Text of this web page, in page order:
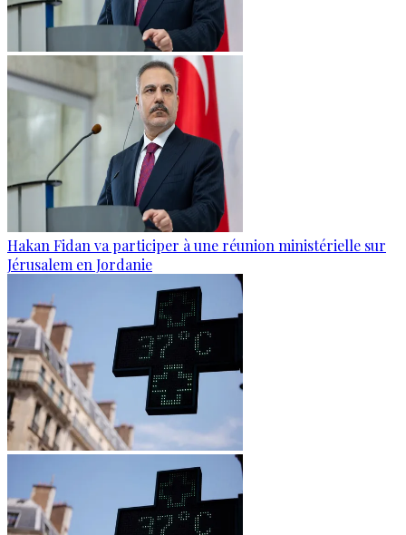
Hakan Fidan va participer à une réunion ministérielle sur
Jérusalem en Jordanie